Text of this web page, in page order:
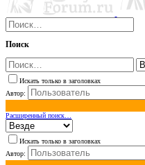
Поиск
Искать только в заголовках
Автор:
Расширенный поиск…
Искать только в заголовках
Автор: